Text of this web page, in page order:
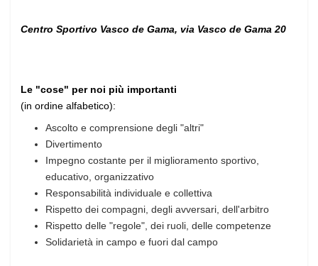
Centro Sportivo Vasco de Gama, via Vasco de Gama 20
Le "cose" per noi più importanti
(in ordine alfabetico):
Ascolto e comprensione degli "altri"
Divertimento
Impegno costante per il miglioramento sportivo,
educativo, organizzativo
Responsabilità individuale e collettiva
Rispetto dei compagni, degli avversari, dell'arbitro
Rispetto delle "regole", dei ruoli, delle competenze
Solidarietà in campo e fuori dal campo